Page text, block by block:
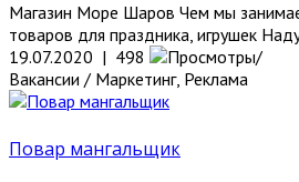
Магазин Море Шаров Чем мы
товаров для праздника, игрушек
19.07.2020 | 498
Вакансии / Маркетинг, Реклама
Повар мангальщик